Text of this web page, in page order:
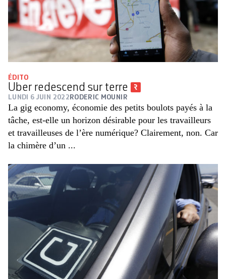
ÉDITO
Uber redescend sur terre
LUNDI 6 JUIN 2022 RODERIC MOUNIR
La gig economy, économie des petits boulots payés à la
tâche, est-elle un horizon désirable pour les travailleurs
et travailleuses de l’ère numérique? Clairement, non. Car
la chimère d’un ...